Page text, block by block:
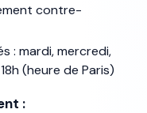
contre-
: mardi, mercredi,
(heure de Paris)
: